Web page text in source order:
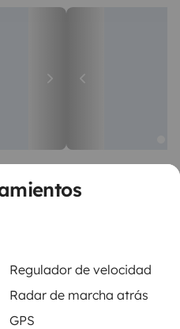
Regulador de velocidad
Radar de marcha atrás
GPS
Camper gran
Hendaye